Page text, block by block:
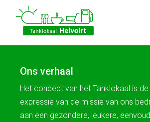
Ons verhaal
Het concept van het Tanklokaal is de
expressie van de missie van ons
aan een gezondere, leukere,